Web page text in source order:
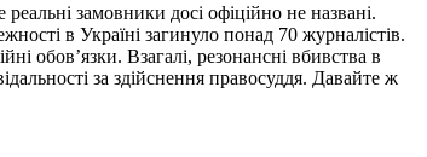
замовники досі офіційно не названі.
в Україні загинуло понад 70 журналістів.
обов’язки. Взагалі, резонансні вбивства в
за здійснення правосуддя. Давайте ж